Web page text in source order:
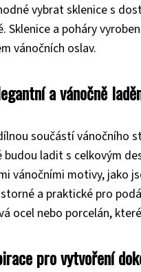
vybrat sklenice s
Sklenice a poháry
vánočních oslav.
a vánočně
součástí vánočního
ladit s celkovým
vánočními motivy, jako
a praktické pro
ocel nebo porcelán,
pro vytvoření